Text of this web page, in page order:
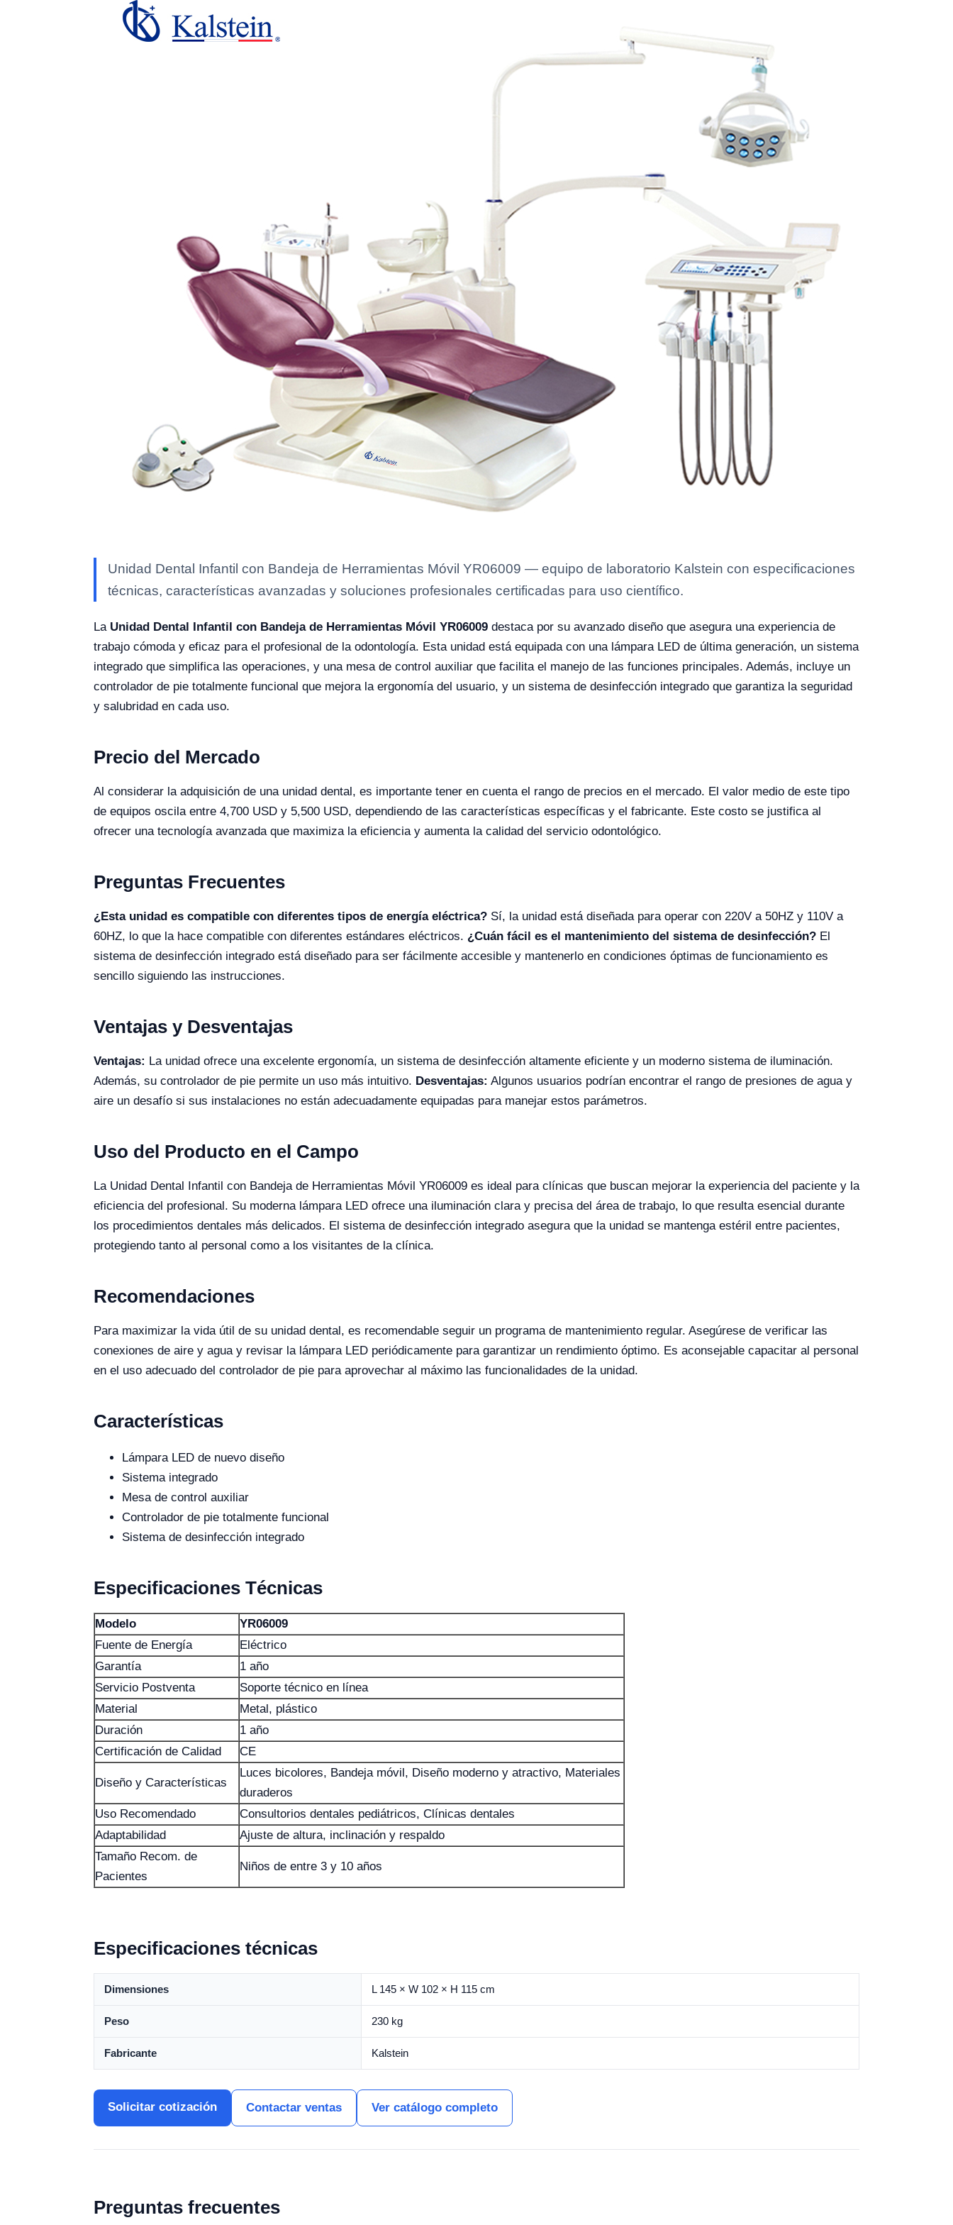
Unidad Dental Infantil con Bandeja de Herramientas Móvil YR06009 — equipo de laboratorio Kalstein con especificaciones
técnicas, características avanzadas y soluciones profesionales certificadas para uso científico.
La Unidad Dental Infantil con Bandeja de Herramientas Móvil YR06009 destaca por su avanzado diseño que asegura una experiencia de
trabajo cómoda y eficaz para el profesional de la odontología. Esta unidad está equipada con una lámpara LED de última generación, un sistema
integrado que simplifica las operaciones, y una mesa de control auxiliar que facilita el manejo de las funciones principales. Además, incluye un
controlador de pie totalmente funcional que mejora la ergonomía del usuario, y un sistema de desinfección integrado que garantiza la seguridad
y salubridad en cada uso.
Precio del Mercado
Al considerar la adquisición de una unidad dental, es importante tener en cuenta el rango de precios en el mercado. El valor medio de este tipo
de equipos oscila entre 4,700 USD y 5,500 USD, dependiendo de las características específicas y el fabricante. Este costo se justifica al
ofrecer una tecnología avanzada que maximiza la eficiencia y aumenta la calidad del servicio odontológico.
Preguntas Frecuentes
¿Esta unidad es compatible con diferentes tipos de energía eléctrica? Sí, la unidad está diseñada para operar con 220V a 50HZ y 110V a
60HZ, lo que la hace compatible con diferentes estándares eléctricos. ¿Cuán fácil es el mantenimiento del sistema de desinfección? El
sistema de desinfección integrado está diseñado para ser fácilmente accesible y mantenerlo en condiciones óptimas de funcionamiento es
sencillo siguiendo las instrucciones.
Ventajas y Desventajas
Ventajas: La unidad ofrece una excelente ergonomía, un sistema de desinfección altamente eficiente y un moderno sistema de iluminación.
Además, su controlador de pie permite un uso más intuitivo. Desventajas: Algunos usuarios podrían encontrar el rango de presiones de agua y
aire un desafío si sus instalaciones no están adecuadamente equipadas para manejar estos parámetros.
Uso del Producto en el Campo
La Unidad Dental Infantil con Bandeja de Herramientas Móvil YR06009 es ideal para clínicas que buscan mejorar la experiencia del paciente y la
eficiencia del profesional. Su moderna lámpara LED ofrece una iluminación clara y precisa del área de trabajo, lo que resulta esencial durante
los procedimientos dentales más delicados. El sistema de desinfección integrado asegura que la unidad se mantenga estéril entre pacientes,
protegiendo tanto al personal como a los visitantes de la clínica.
Recomendaciones
Para maximizar la vida útil de su unidad dental, es recomendable seguir un programa de mantenimiento regular. Asegúrese de verificar las
conexiones de aire y agua y revisar la lámpara LED periódicamente para garantizar un rendimiento óptimo. Es aconsejable capacitar al personal
en el uso adecuado del controlador de pie para aprovechar al máximo las funcionalidades de la unidad.
Características
Lámpara LED de nuevo diseño
Sistema integrado
Mesa de control auxiliar
Controlador de pie totalmente funcional
Sistema de desinfección integrado
Especificaciones Técnicas
Modelo
YR06009
Fuente de Energía
Eléctrico
Garantía
1 año
Servicio Postventa
Soporte técnico en línea
Material
Metal, plástico
Duración
1 año
Certificación de Calidad
CE
Diseño y Características
Luces bicolores, Bandeja móvil, Diseño moderno y atractivo, Materiales
duraderos
Uso Recomendado
Consultorios dentales pediátricos, Clínicas dentales
Adaptabilidad
Ajuste de altura, inclinación y respaldo
Tamaño Recom. de
Pacientes
Niños de entre 3 y 10 años
Especificaciones técnicas
Dimensiones L 145 × W 102 × H 115 cm
Peso 230 kg
Fabricante Kalstein
Solicitar cotización Contactar ventas Ver catálogo completo
Preguntas frecuentes